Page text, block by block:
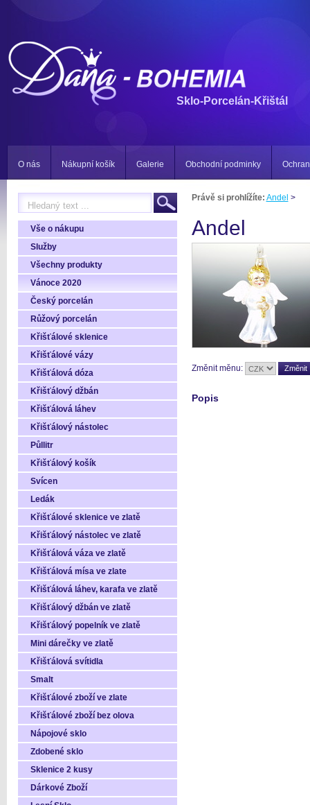
Sklo-Porcelán-Křištál
O nás Nákupní košík Galerie Obchodní podminky
Vše o nákupu
Služby
Všechny produkty
Vánoce 2020
Český porcelán
Růžový porcelán
Křišťálové sklenice
Křišťálové vázy
Křišťálová dóza
Křišťálový džbán
Křišťálová láhev
Křišťálový nástolec
Půllitr
Křišťálový košík
Svícen
Ledák
Křišťálové sklenice ve zlatě
Křišťálový nástolec ve zlatě
Křišťálová váza ve zlatě
Křišťálová mísa ve zlate
Křišťálová láhev, karafa ve zlatě
Křišťálový džbán ve zlatě
Křišťálový popelník ve zlatě
Mini dárečky ve zlatě
Křišťálová svítidla
Smalt
Křišťálové zboží ve zlate
Křišťálové zboží bez olova
Nápojové sklo
Zdobené sklo
Sklenice 2 kusy
Dárkové Zboží
Právě si prohlížíte: Andel >
Andel
Změnit měnu:
Popis